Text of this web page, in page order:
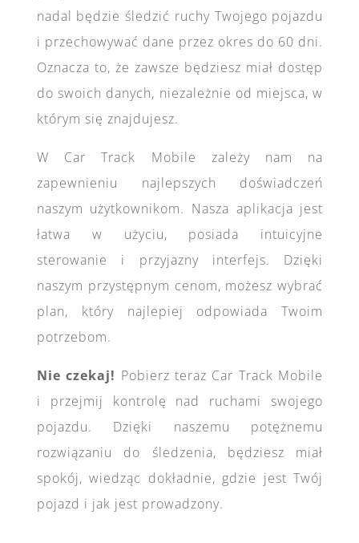
nadal będzie śledzić ruchy Twojego pojazdu
i przechowywać dane przez okres do 60 dni.
Oznacza to, że zawsze będziesz miał dostęp
do swoich danych, niezależnie od miejsca, w
którym się znajdujesz.
W Car Track Mobile zależy nam na
zapewnieniu najlepszych doświadczeń
naszym użytkownikom. Nasza aplikacja jest
łatwa w użyciu, posiada intuicyjne
sterowanie i przyjazny interfejs. Dzięki
naszym przystępnym cenom, możesz wybrać
plan, który najlepiej odpowiada Twoim
potrzebom.
Nie czekaj! Pobierz teraz Car Track Mobile
i przejmij kontrolę nad ruchami swojego
pojazdu. Dzięki naszemu potężnemu
rozwiązaniu do śledzenia, będziesz miał
spokój, wiedząc dokładnie, gdzie jest Twój
pojazd i jak jest prowadzony.